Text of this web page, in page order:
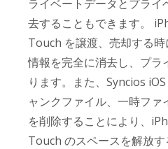
ライベートデータとプライ
去することもできます。
Touch を譲渡、売却する
情報を完全に消去し、プラ
ります。また、Syncios
ャンクファイル、一時ファ
を削除することにより、
Touch のスペースを解放す